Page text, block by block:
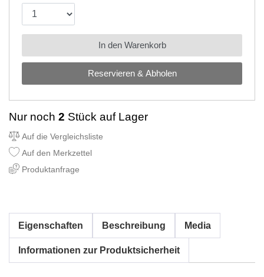
Reservieren & Abholen
In den Warenkorb
Nur noch 2 Stück auf Lager
Auf die Vergleichsliste
Auf den Merkzettel
Produktanfrage
Eigenschaften Beschreibung Media
Informationen zur Produktsicherheit